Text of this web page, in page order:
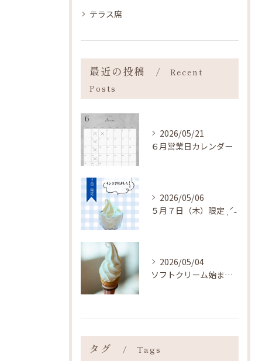
テラス席
最近の投稿
Recent
Posts
2026/05/21
６月営業日カレンダー
2026/05/06
５月７日（木）限定 ˎˊ˗
2026/05/04
ソフトクリーム始まりました ˎˊ˗
タグ Tags